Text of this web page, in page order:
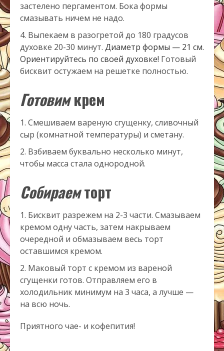
застелено пергаментом. Бока формы
смазывать ничем не надо.
Выпекаем в разогретой до 180 градусов
духовке 20-30 минут. Диаметр формы — 21 см.
Ориентируйтесь по своей духовке! Готовый
бисквит остужаем на решетке полностью.
Готовимкрем
Смешиваем вареную сгущенку, сливочный
сыр (комнатной температуры) и сметану.
Взбиваем буквально несколько минут,
чтобы масса стала однородной.
Собираемторт
Бисквит разрежем на 2-3 части. Смазываем
кремом одну часть, затем накрываем
очередной и обмазываем весь торт
оставшимся кремом.
Маковый торт с кремом из вареной
сгущенки готов. Отправляем его в
холодильник минимум на 3 часа, а лучше —
на всю ночь.
Приятного чае- и кофепития!